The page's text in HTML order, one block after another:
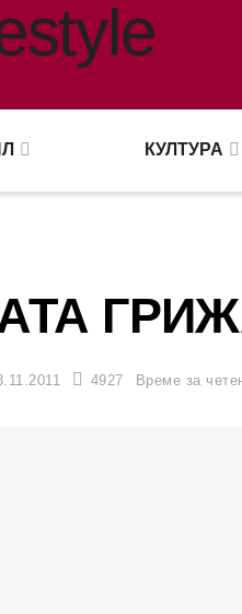
КУЛТУРА
4927 Време за